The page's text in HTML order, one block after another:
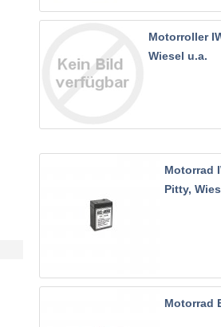
Motorroller
Wiesel u.a.
Motorrad
Pitty,
Motorrad